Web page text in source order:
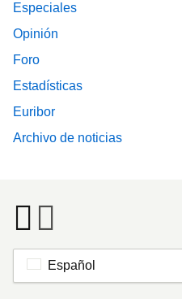
Especiales
Opinión
Foro
Estadísticas
Euribor
Archivo de noticias
Español